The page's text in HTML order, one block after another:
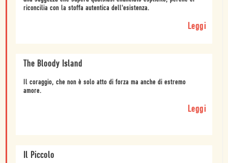
riconcilia con la stoffa autentica dell'esistenza.
Leggi
The Bloody Island
Il coraggio, che non è solo atto di forza ma anche di estremo
amore.
Leggi
Il Piccolo